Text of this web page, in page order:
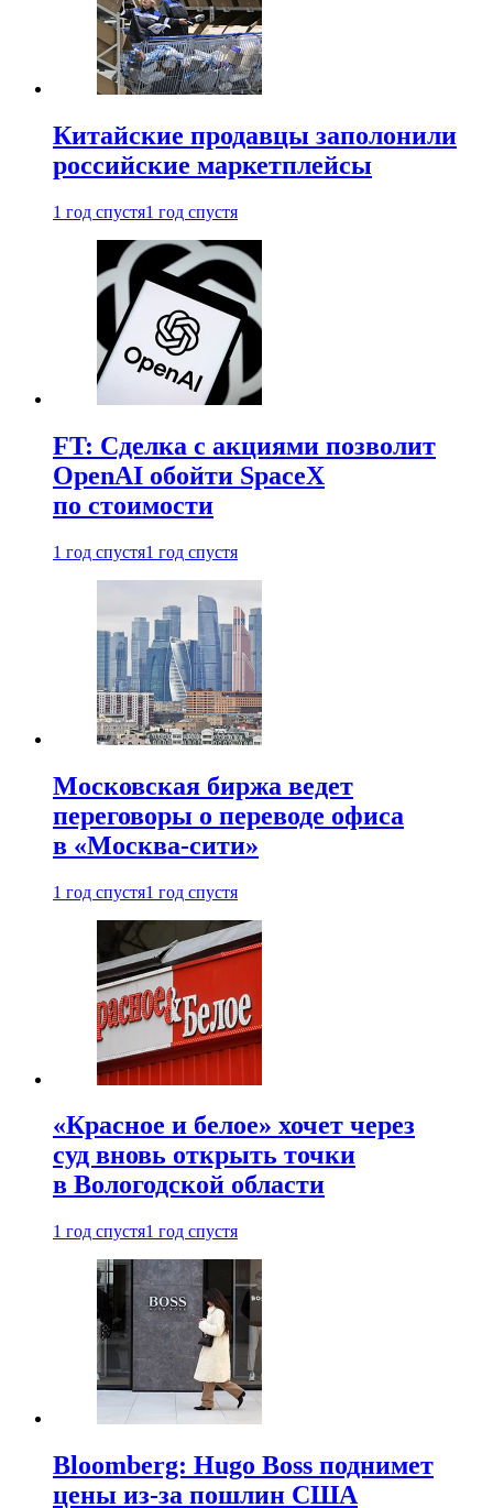
Китайские продавцы заполонили
российские маркетплейсы
1 год спустя1 год спустя
FT: Сделка с акциями позволит
OpenAI обойти SpaceX
по стоимости
1 год спустя1 год спустя
Московская биржа ведет
переговоры о переводе офиса
в «Москва-сити»
1 год спустя1 год спустя
«Красное и белое» хочет через
суд вновь открыть точки
в Вологодской области
1 год спустя1 год спустя
Bloomberg: Hugo Boss поднимет
цены из-за пошлин США